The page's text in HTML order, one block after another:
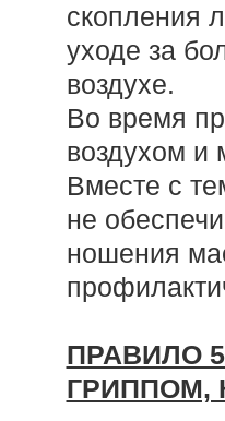
скопления
уходе за
воздухе.
Во время
воздухом и
Вместе с
не
ношения
ПРАВИЛО
ГРИППОМ,